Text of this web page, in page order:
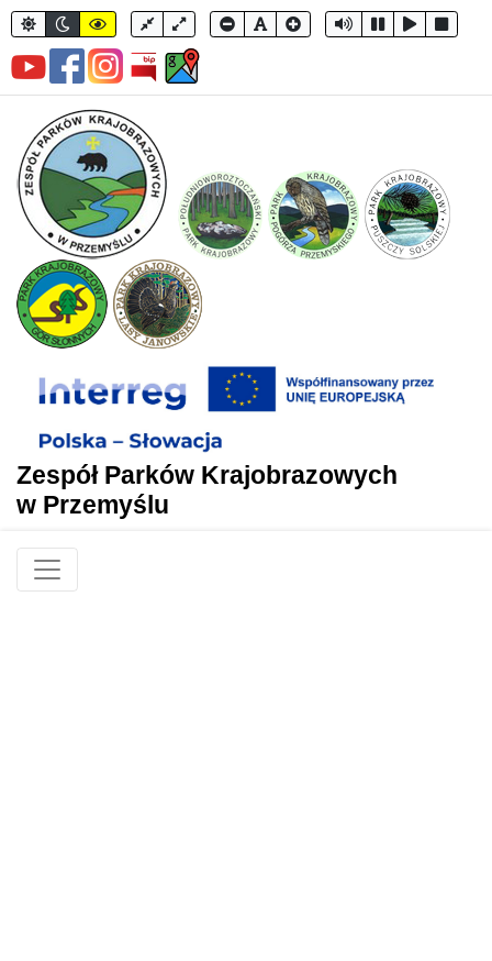
Zespół Parków Krajobrazowych
w Przemyślu